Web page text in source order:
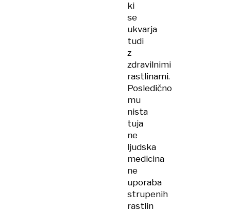
ki
se
ukvarja
tudi
z
zdravilnimi
rastlinami.
Posledično
mu
nista
tuja
ne
ljudska
medicina
ne
uporaba
strupenih
rastlin